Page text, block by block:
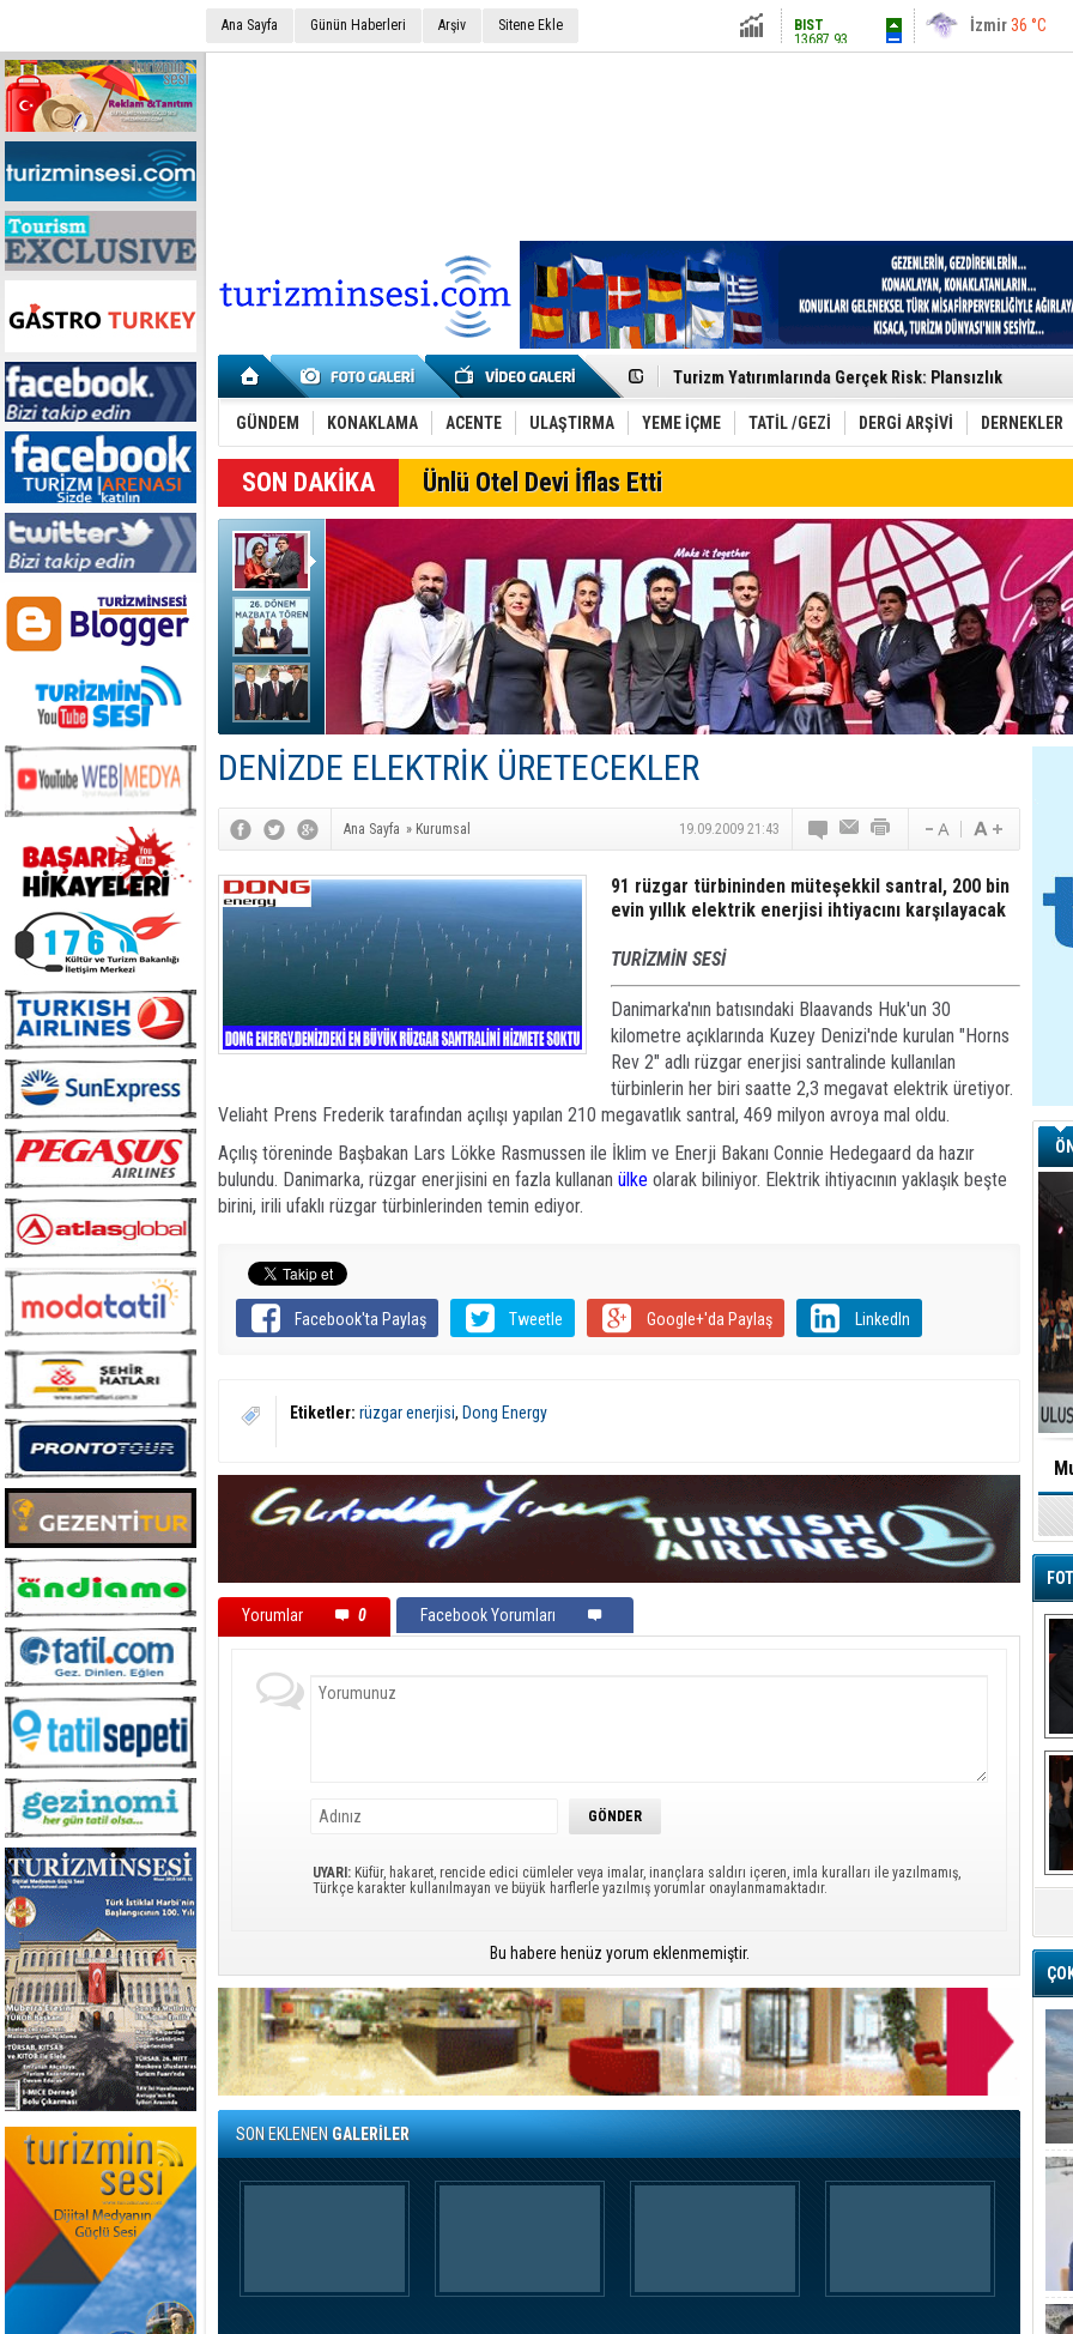
Ana Sayfa Günün Haberleri Arşiv Sitene Ekle
Altın6248.13 İstanbul 31 °C
Etkinlik sektörünün Çatı Kuruluşlardan İstanbul Zirvesi
Turizm Yatırımlarında Gerçek Risk: Plansızlık
Çelebi–THY İş Birliğiyle Kenya’da Güçleniyor
Global Yatırım Holding,%38 Artış: Net Kâr 46,5 Milyon
Yabancı Dijital Platformlara Ayrıcalık Yasası
Tatilsepeti’nden Villa Tatili Modeli
Jolly ile Mezopotamya’ya Yolculuk!
LÖSEV Yaz Okulu’nda Şifa ve Neşe
Turizm geliri ilk 6 ayda 25,7 milyar dolar oldu
Canovate’den Yeni Nesil Veri Merkezleri
Türk MICE Sektörüne Yeni Fırsatlar
TAV Havalimanları’ndan Yılın İlk Yarısında Rekor
SunExpress’ten Tatil Hamlesi
NG Grup, Domaniç’in Potansiyelini Vurguladı
GÜNDEM KONAKLAMA ACENTE ULAŞTIRMA YEME İÇME TATİL /GEZİ DERGİ ARŞİVİ DERNEKLER
SON DAKİKA Ünlü Otel Devi İflas Etti
DENİZDE ELEKTRİK ÜRETECEKLER
Ana Sayfa » Kurumsal 19.09.2009 21:43
91 rüzgar türbininden müteşekkil santral, 200 bin
evin yıllık elektrik enerjisi ihtiyacını karşılayacak
TURİZMİN SESİ
Danimarka'nın batısındaki Blaavands Huk'un 30
kilometre açıklarında Kuzey Denizi'nde kurulan "Horns
Rev 2" adlı rüzgar enerjisi santralinde kullanılan
türbinlerin her biri saatte 2,3 megavat elektrik üretiyor.
Veliaht Prens Frederik tarafından açılışı yapılan 210 megavatlık santral, 469 milyon avroya mal oldu.
Açılış töreninde Başbakan Lars Lökke Rasmussen ile İklim ve Enerji Bakanı Connie Hedegaard da hazır
bulundu. Danimarka, rüzgar enerjisini en fazla kullanan ülke olarak biliniyor. Elektrik ihtiyacının yaklaşık beşte
birini, irili ufaklı rüzgar türbinlerinden temin ediyor.
Facebook'ta Paylaş Tweetle Google+'da Paylaş LinkedIn
Etiketler: rüzgar enerjisi, Dong Energy
Yorumlar 0 Facebook Yorumları
UYARI: Küfür, hakaret, rencide edici cümleler veya imalar, inançlara saldırı içeren, imla kuralları ile yazılmamış,
Türkçe karakter kullanılmayan ve büyük harflerle yazılmış yorumlar onaylanmamaktadır.
Bu habere henüz yorum eklenmemiştir.
SON EKLENENGALERİLER